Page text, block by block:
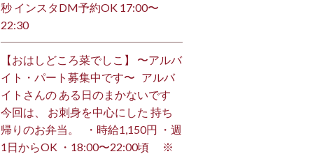
秒 インスタDM予約OK 17:00〜
22:30 ⁡
【おはしどころ菜でしこ】 〜アルバ
イト・パート募集中です〜 ⁡ ⁡ アルバ
イトさんの ある日のまかないです ⁡
今回は、 お刺身を中心にした 持ち
帰りのお弁当。 ⁡ ⁡ ・時給1,150円 ・週
1日からOK ・18:00〜22:00頃 ※